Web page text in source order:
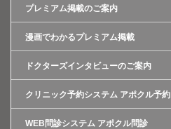
プレミアム掲載のご案内
漫画でわかるプレミアム掲載
ドクターズインタビューのご案内
クリニック予約システム アポクル予約
WEB問診システム アポクル問診